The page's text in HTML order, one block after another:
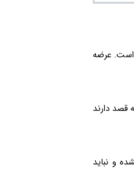
است. عرضه
افرادی مناسب است که قصد دارند
و نباید